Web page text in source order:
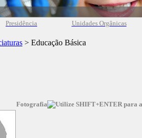
Presidência Unidades Orgânicas
> Educação Básica
Fotografia